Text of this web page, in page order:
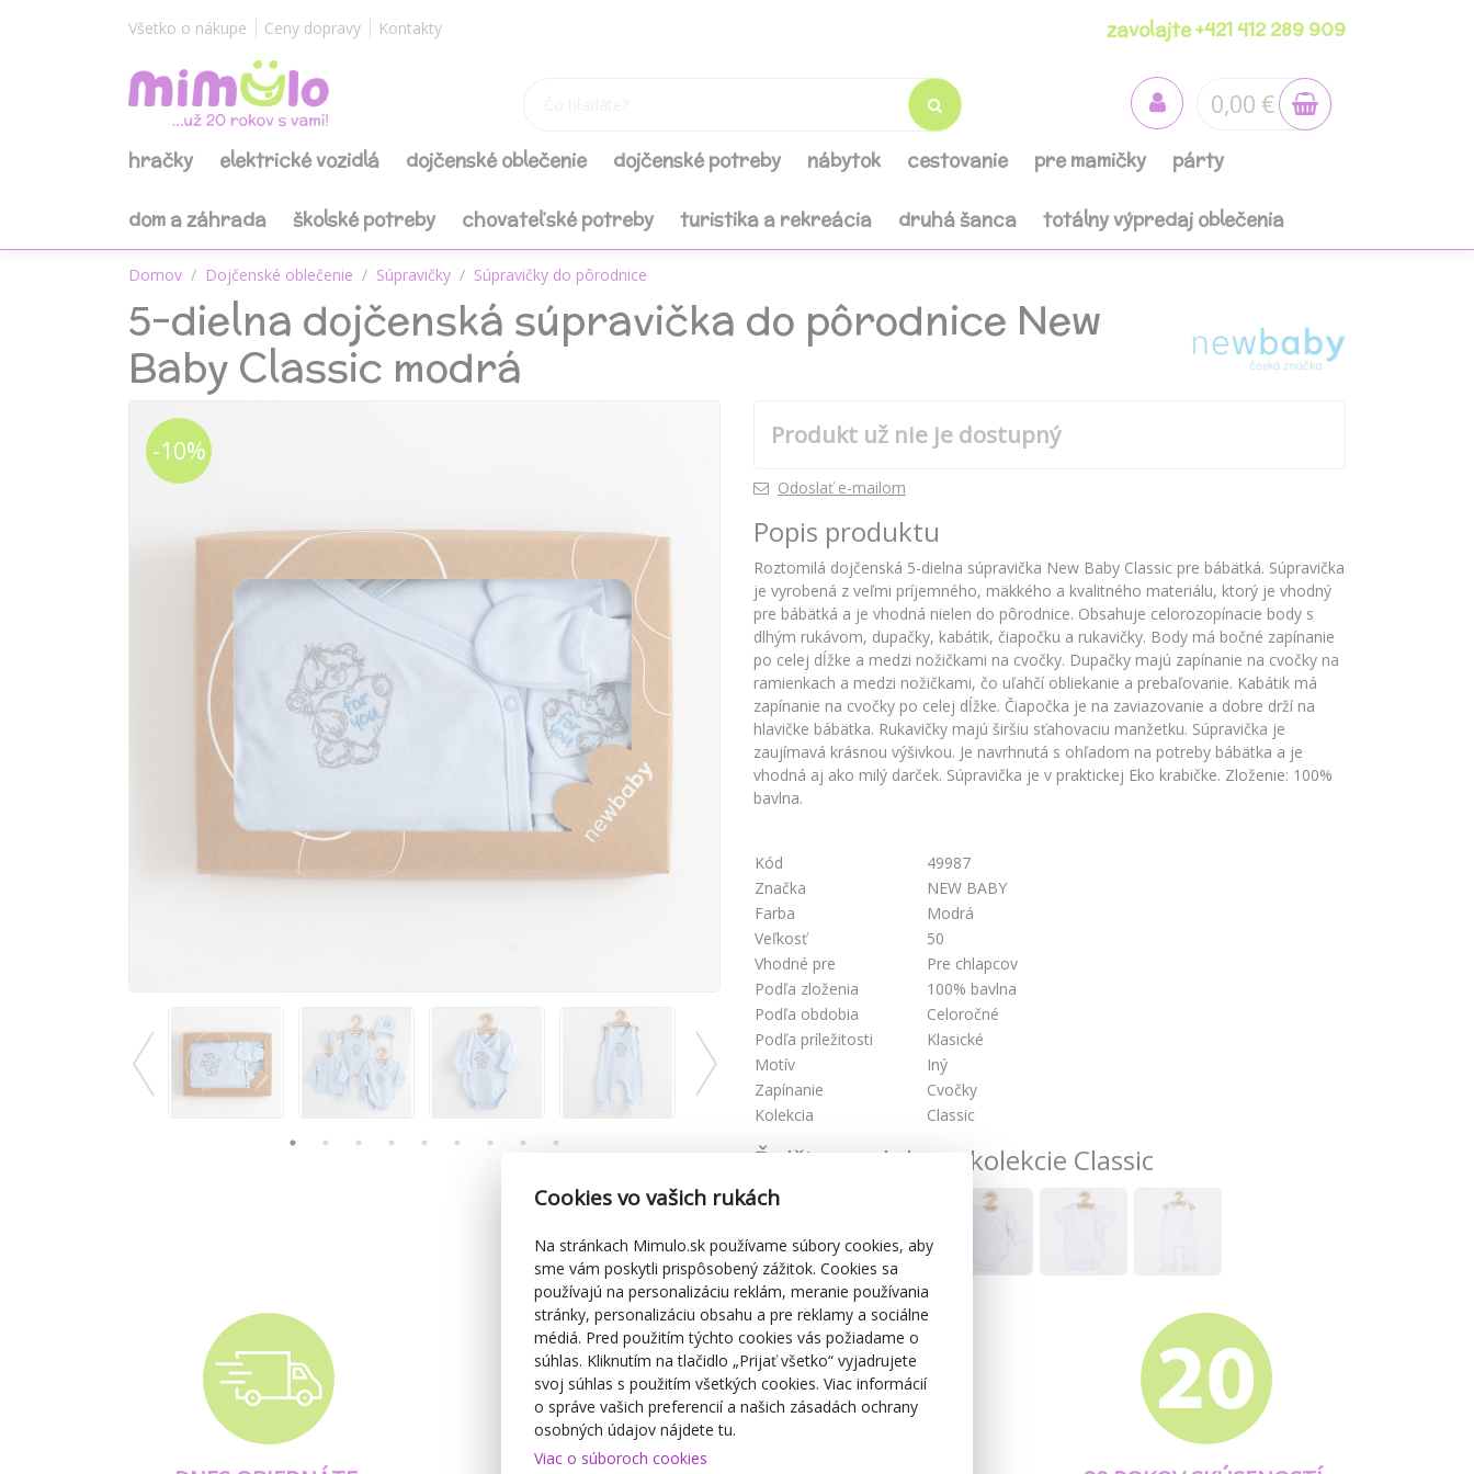
Všetko o nákupe Ceny dopravy Kontakty zavolajte +421 412 289 909
0,00 €
hračky elektrické vozidlá dojčenské oblečenie dojčenské potreby nábytok cestovanie pre mamičky párty
dom a záhrada školské potreby chovateľské potreby turistika a rekreácia druhá šanca totálny výpredaj oblečenia
Domov Dojčenské oblečenie Súpravičky Súpravičky do pôrodnice
5-dielna dojčenská súpravička do pôrodnice New
Baby Classic modrá
-10%
Produkt už nie je dostupný
Odoslať e-mailom
Popis produktu
Roztomilá dojčenská 5-dielna súpravička New Baby Classic pre bábätká. Súpravička
je vyrobená z veľmi príjemného, mäkkého a kvalitného materiálu, ktorý je vhodný
pre bábätká a je vhodná nielen do pôrodnice. Obsahuje celorozopínacie body s
dlhým rukávom, dupačky, kabátik, čiapočku a rukavičky. Body má bočné zapínanie
po celej dĺžke a medzi nožičkami na cvočky. Dupačky majú zapínanie na cvočky na
ramienkach a medzi nožičkami, čo uľahčí obliekanie a prebaľovanie. Kabátik má
zapínanie na cvočky po celej dĺžke. Čiapočka je na zaviazovanie a dobre drží na
hlavičke bábätka. Rukavičky majú širšiu sťahovaciu manžetku. Súpravička je
zaujímavá krásnou výšivkou. Je navrhnutá s ohľadom na potreby bábätka a je
vhodná aj ako milý darček. Súpravička je v praktickej Eko krabičke. Zloženie: 100%
bavlna.
Kód
49987
Značka
NEW BABY
Farba
Modrá
Veľkosť
50
Vhodné pre
Pre chlapcov
Podľa zloženia
100% bavlna
Podľa obdobia
Celoročné
Podľa príležitosti
Klasické
Motív
Iný
Zapínanie
Cvočky
Kolekcia
Classic
Ďalšie produkty z kolekcie Classic
Cookies vo vašich rukách
Na stránkach Mimulo.sk používame súbory cookies, aby
sme vám poskytli prispôsobený zážitok. Cookies sa
používajú na personalizáciu reklám, meranie používania
stránky, personalizáciu obsahu a pre reklamy a sociálne
médiá. Pred použitím týchto cookies vás požiadame o
súhlas. Kliknutím na tlačidlo „Prijať všetko“ vyjadrujete
svoj súhlas s použitím všetkých cookies. Viac informácií
o správe vašich preferencií a našich zásadách ochrany
osobných údajov nájdete tu.
Viac o súboroch cookies